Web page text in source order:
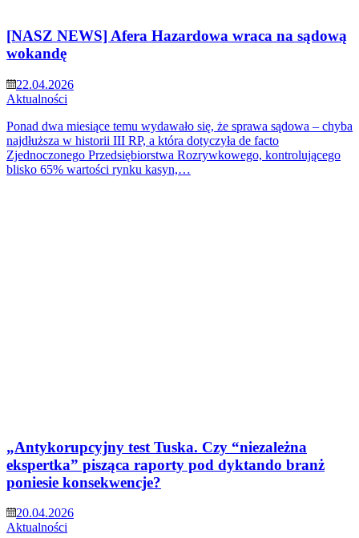
[NASZ NEWS] Afera Hazardowa wraca na sądową
wokandę
22.04.2026
Aktualności
Ponad dwa miesiące temu wydawało się, że sprawa sądowa – chyba
najdłuższa w historii III RP, a która dotyczyła de facto
Zjednoczonego Przedsiębiorstwa Rozrywkowego, kontrolującego
blisko 65% wartości rynku kasyn,…
„Antykorupcyjny test Tuska. Czy “niezależna
ekspertka” pisząca raporty pod dyktando branż
poniesie konsekwencje?
20.04.2026
Aktualności